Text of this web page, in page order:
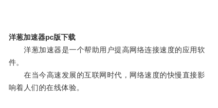
洋葱加速器pc版下载
洋葱加速器是一个帮助用户提高网络连接速度的应用软
件。
在当今高速发展的互联网时代，网络速度的快慢直接影
响着人们的在线体验。